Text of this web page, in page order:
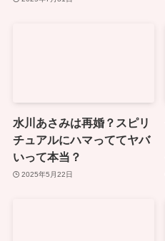
水川あさみは再婚？スピリ
チュアルにハマっててヤバ
いって本当？
2025年5月22日